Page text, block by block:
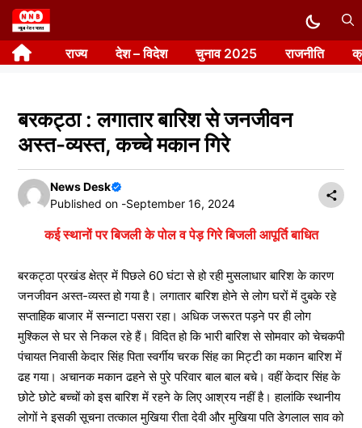
Skip
to
content राज्य देश – विदेश चुनाव 2025 राजनीति
बरकट्ठा : लगातार बारिश से जनजीवन
अस्त-व्यस्त, कच्चे मकान गिरे
News Desk
Published on -September 16, 2024
कई स्थानों पर बिजली के पोल व पेड़ गिरे बिजली आपूर्ति बाधित
बरकट्ठा प्रखंड क्षेत्र में पिछले 60 घंटा से हो रही मुसलाधार बारिश के कारण
जनजीवन अस्त-व्यस्त हो गया है। लगातार बारिश होने से लोग घरों में दुबके रहे
सप्ताहिक बाजार में सन्नाटा पसरा रहा। अधिक जरूरत पड़ने पर ही लोग
मुश्किल से घर से निकल रहे हैं। विदित हो कि भारी बारिश से सोमवार को चेचकपी
पंचायत निवासी केदार सिंह पिता स्वर्गीय चरक सिंह का मिट्टी का मकान बारिश में
ढह गया। अचानक मकान ढहने से पुरे परिवार बाल बाल बचे। वहीं केदार सिंह के
छोटे छोटे बच्चों को इस बारिश में रहने के लिए आश्रय नहीं है। हालांकि स्थानीय
लोगों ने इसकी सूचना तत्काल मुखिया रीता देवी और मुखिया पति डेगलाल साव को